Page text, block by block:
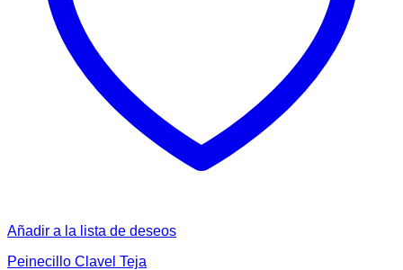
Añadir a la lista de deseos
Peinecillo Clavel Teja